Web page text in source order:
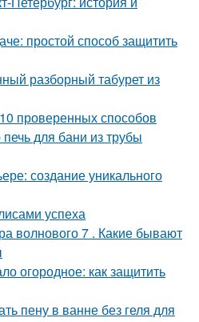
простой способ защитить
разборный табурет из
проверенных способов
для бани из трубы
создание уникального
успеха
волнового 7 . Какие бывают
огородное: как защитить
пену в ванне без геля для